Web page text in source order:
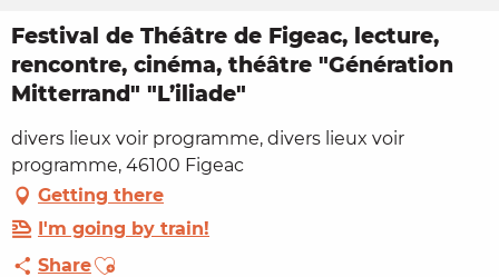
Festival de Théâtre de Figeac, lecture,
rencontre, cinéma, théâtre "Génération
Mitterrand" "L’iliade"
divers lieux voir programme, divers lieux voir
programme, 46100 Figeac
Getting there
I'm going by train!
ShareAjouter aux favoris